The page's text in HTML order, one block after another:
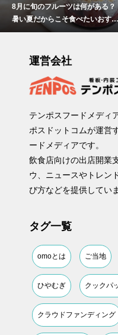
8月に旬のフルーツは何がある？
暑い夏だからこそ食べたいおすす
めスイーツ5選！
運営会社
テンポスフードメディ
ポスドットコムが運営
ードメディアです。
飲食店向けの出店開業
ウ、ニュースやトレン
び方などを提供してい
タグ一覧
omoとは ご当地
ひやむぎ クックパ
クラウドファンディング